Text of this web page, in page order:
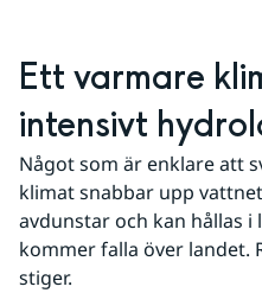
Ett varmare
intensivt
Något som är enklare att
klimat snabbar upp
avdunstar och kan hållas
kommer falla över landet.
stiger.